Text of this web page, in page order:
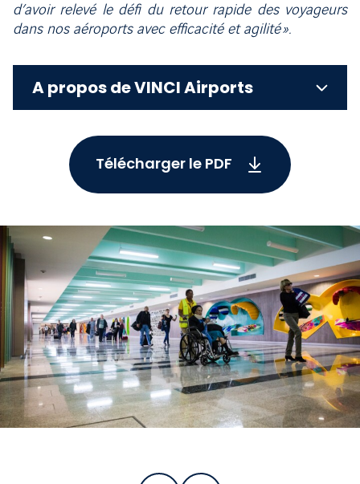
d’avoir relevé le défi du retour rapide des voyageurs
dans nos aéroports avec efficacité et agilité ».
A propos de VINCI Airports
Télécharger le PDF